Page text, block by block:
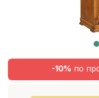
-10% по